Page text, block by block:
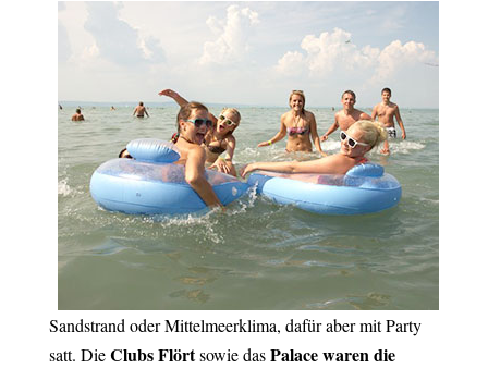
Sandstrand oder Mittelmeerklima, dafür aber mit Party
satt. DieClubs Flörtsowie dasPalacewaren die